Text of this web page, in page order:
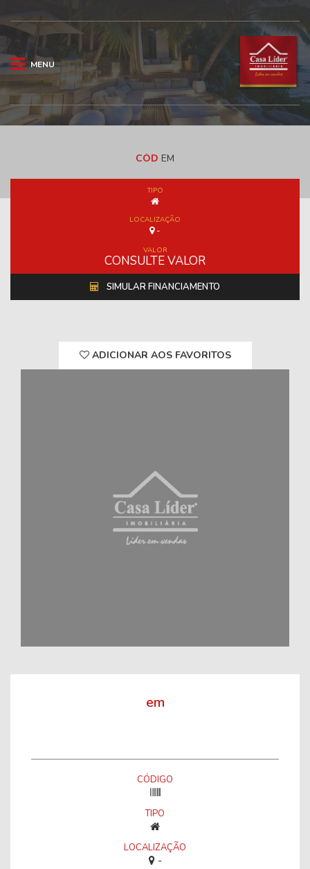
MENU
CÓD EM
TIPO
LOCALIZAÇÃO
-
VALOR
CONSULTE VALOR
SIMULAR FINANCIAMENTO
ADICIONAR AOS FAVORITOS
em
CÓDIGO
TIPO
LOCALIZAÇÃO
-